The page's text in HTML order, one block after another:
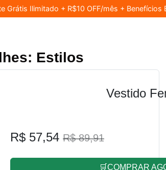
Grátis Ilimitado + R$10 OFF/mês + Benefícios
Estilos
Vestido
R$ 57,54 R$ 89,91
🛒COMPRAR